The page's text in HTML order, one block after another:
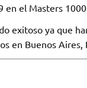
en el Masters
exitoso ya que
en Buenos Aires,